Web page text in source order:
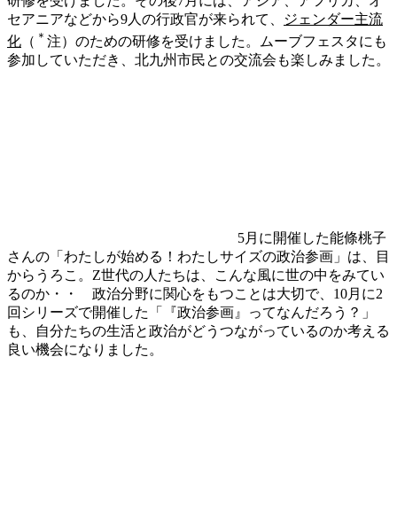
セアニアなどから9人の行政官が来られて、
ジェンダー主流
化 （ ＊ 注）のための研修を受けました。ムーブフェスタにも
参加していただき、北九州市民との交流会も楽しみました。
5月に開催した能條桃子
さんの「わたしが始める！わたしサイズの政治参画」は、目
からうろこ。Z世代の人たちは、こんな風に世の中をみてい
るのか・・ 政治分野に関心をもつことは大切で、10月に2
回シリーズで開催した「『政治参画』ってなんだろう？」
も、自分たちの生活と政治がどうつながっているのか考える
良い機会になりました。